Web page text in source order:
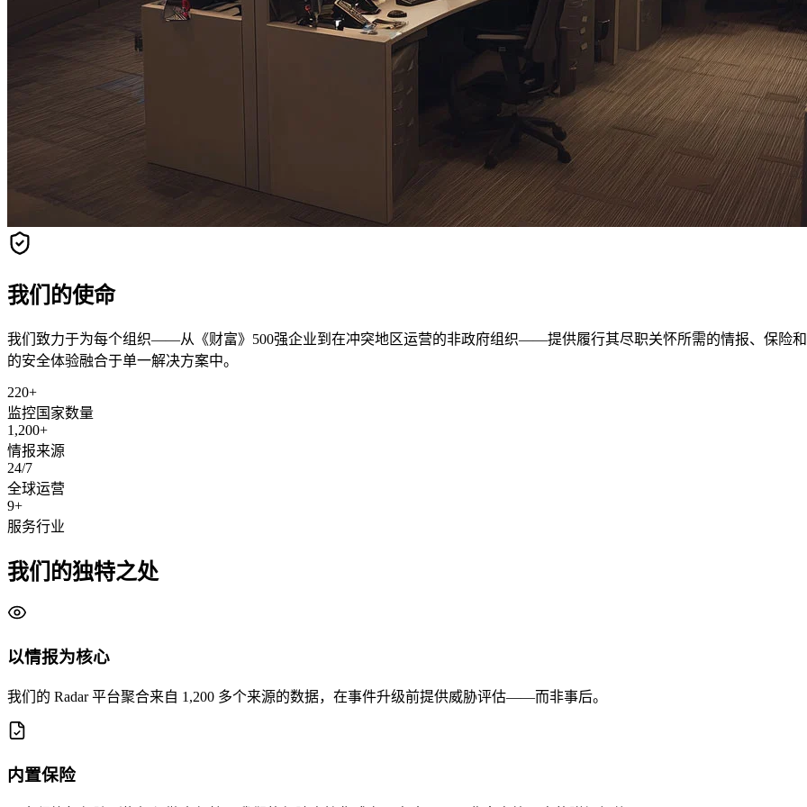
我们的使命
我们致力于为每个组织——从《财富》500强企业到在冲突地区运营的非政府组织——提供履行其尽职关怀所需的情报、保险
的安全体验融合于单一解决方案中。
220+
监控国家数量
1,200+
情报来源
24/7
全球运营
9+
服务行业
我们的独特之处
以情报为核心
我们的 Radar 平台聚合来自 1,200 多个来源的数据，在事件升级前提供威胁评估——而非事后。
内置保险